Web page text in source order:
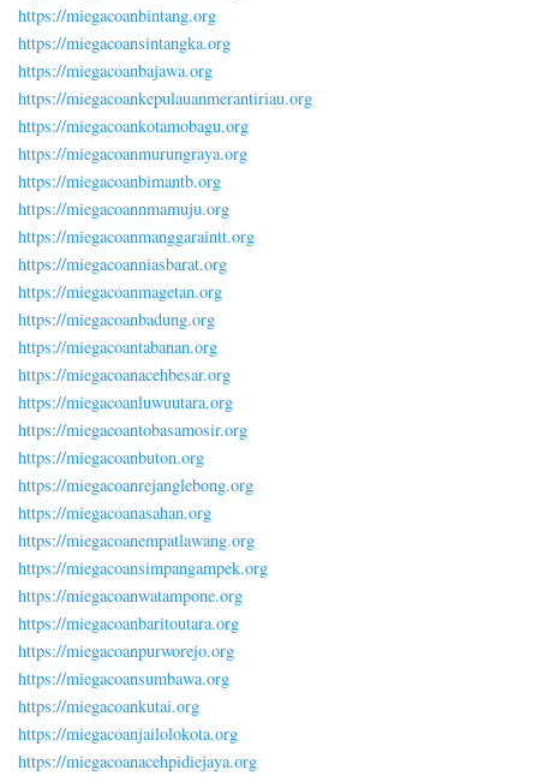
https://miegacoanbintang.org
https://miegacoansintangka.org
https://miegacoanbajawa.org
https://miegacoankepulauanmerantiriau.org
https://miegacoankotamobagu.org
https://miegacoanmurungraya.org
https://miegacoanbimantb.org
https://miegacoannmamuju.org
https://miegacoanmanggaraintt.org
https://miegacoanniasbarat.org
https://miegacoanmagetan.org
https://miegacoanbadung.org
https://miegacoantabanan.org
https://miegacoanacehbesar.org
https://miegacoanluwuutara.org
https://miegacoantobasamosir.org
https://miegacoanbuton.org
https://miegacoanrejanglebong.org
https://miegacoanasahan.org
https://miegacoanempatlawang.org
https://miegacoansimpangampek.org
https://miegacoanwatampone.org
https://miegacoanbaritoutara.org
https://miegacoanpurworejo.org
https://miegacoansumbawa.org
https://miegacoankutai.org
https://miegacoanjailolokota.org
https://miegacoanacehpidiejaya.org